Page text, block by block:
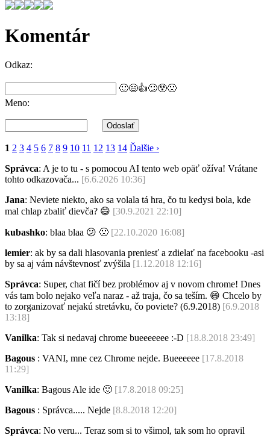
Komentár
Odkaz:
🙂😄👍😕😲🙁
Meno:
1 2 3 4 5 6 7 8 9 10 11 12 13 14 Ďalšie ›
Správca: A je to tu - s pomocou AI tento web opäť ožíva! Vrátane
tohto odkazovača... [6.6.2026 10:36]
Jana: Neviete niekto, ako sa volala tá hra, čo tu kedysi bola, kde
mal chlap zbaliť dievča? 😄 [30.9.2021 22:10]
kubashko: blaa blaa 😕 🙁 [22.10.2020 16:08]
lemier: ak by sa dali hlasovania preniesť a zdielať na facebooku -asi
by sa aj vám návštevnosť zvýšila [1.12.2018 12:16]
Správca: Super, chat fičí bez problémov aj v novom chrome! Dnes
vás tam bolo nejako veľa naraz - až traja, čo sa teším. 😄 Chcelo by
to zorganizovať nejakú stretávku, čo poviete? (6.9.2018) [6.9.2018
13:18]
Vanilka: Tak si nedavaj chrome bueeeeeee :-D [18.8.2018 23:49]
Bagous : VANI, mne cez Chrome nejde. Bueeeeee [17.8.2018
11:29]
Vanilka: Bagous Ale ide 🙂 [17.8.2018 09:25]
Bagous : Správca..... Nejde [8.8.2018 12:20]
Správca: No veru... Teraz som si to všimol, tak som ho opravil